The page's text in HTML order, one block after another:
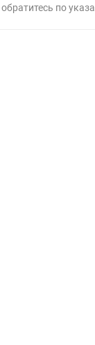
обратитесь по